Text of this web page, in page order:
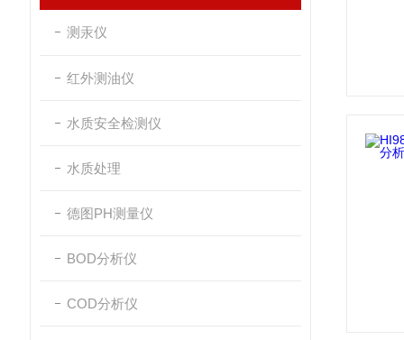
测汞仪
红外测油仪
水质安全检测仪
水质处理
德图PH测量仪
BOD分析仪
COD分析仪